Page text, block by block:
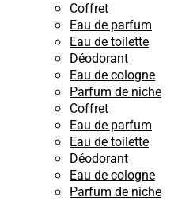
Coffret
Eau de parfum
Eau de toilette
Déodorant
Eau de cologne
Parfum de niche
Coffret
Eau de parfum
Eau de toilette
Déodorant
Eau de cologne
Parfum de niche